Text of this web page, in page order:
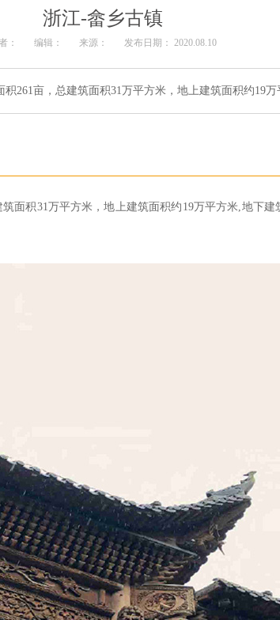
浙江-畲乡古镇
： 编辑： 来源： 发布日期： 2020.08.10
261亩，总建筑面积31万平方米，地上建筑面积约19
面积31万平方米，地上建筑面积约19万平方米,地下